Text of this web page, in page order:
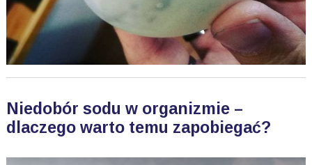
Niedobór sodu w organizmie –
dlaczego warto temu zapobiegać?